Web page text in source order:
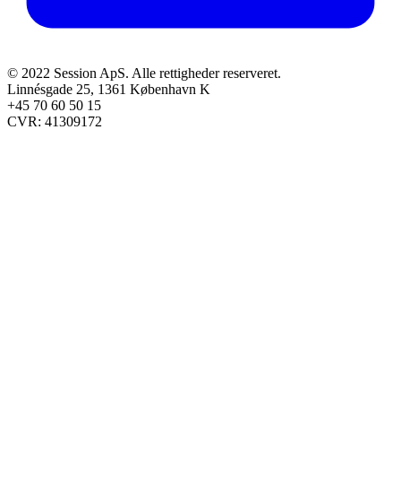
© 2022 Session ApS. Alle rettigheder reserveret.
Linnésgade 25, 1361 København K
+45 70 60 50 15
CVR: 41309172